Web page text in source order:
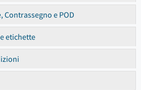
Contrassegno e POD
etichette